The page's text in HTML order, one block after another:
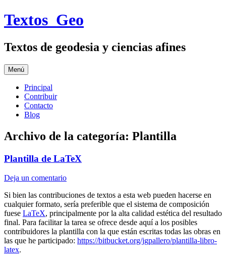
Saltar
al
Textos_Geo
Textos de geodesia y ciencias afines
Menú
Principal
Contribuir
Contacto
Blog
Archivo de la categoría: Plantilla
Plantilla de LaTeX
Deja un comentario
Si bien las contribuciones de textos a esta web pueden hacerse en
cualquier formato, sería preferible que el sistema de composición
fuese LaTeX, principalmente por la alta calidad estética del resultado
final. Para facilitar la tarea se ofrece desde aquí a los posibles
contribuidores la plantilla con la que están escritas todas las obras en
las que he participado: https://bitbucket.org/jgpallero/plantilla-libro-
latex.